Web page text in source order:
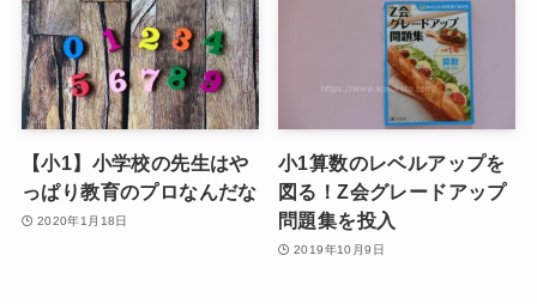
【小1】小学校の先生はや
っぱり教育のプロなんだな
2020年1月18日
小1算数のレベルアップを
図る！Z会グレードアップ
問題集を投入
2019年10月9日